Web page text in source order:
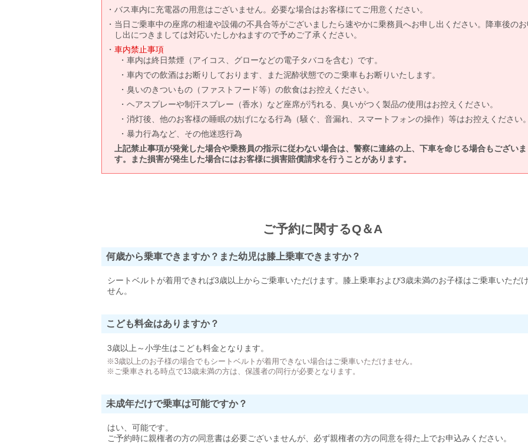
バス車内に充電器の用意はございません。必要な場合はお客様にてご用意ください。
当日ご乗車中の座席の相違や設備の不具合等がございましたら速やかに乗務員へお申し出ください。降車後の
し出につきましては対応いたしかねますので予めご了承ください。
車内禁止事項
車内は終日禁煙（アイコス、グローなどの電子タバコを含む）です。
車内での飲酒はお断りしております、また泥酔状態でのご乗車もお断りいたします。
臭いのきついもの（ファストフード等）の飲食はお控えください。
ヘアスプレーや制汗スプレー（香水）など座席が汚れる、臭いがつく製品の使用はお控えください。
消灯後、他のお客様の睡眠の妨げになる行為（騒ぐ、音漏れ、スマートフォンの操作）等はお控えください
暴力行為など、その他迷惑行為
上記禁止事項が発覚した場合や乗務員の指示に従わない場合は、警察に連絡の上、下車を命じる場合もございま
す。また損害が発生した場合にはお客様に損害賠償請求を行うことがあります。
ご予約に関するQ＆A
何歳から乗車できますか？また幼児は膝上乗車できますか？
シートベルトが着用できれば3歳以上からご乗車いただけます。膝上乗車および3歳未満のお子様はご乗車いただ
せん。
こども料金はありますか？
3歳以上～小学生はこども料金となります。
※3歳以上のお子様の場合でもシートベルトが着用できない場合はご乗車いただけません。
※ご乗車される時点で13歳未満の方は、保護者の同行が必要となります。
未成年だけで乗車は可能ですか？
はい、可能です。
ご予約時に親権者の方の同意書は必要ございませんが、必ず親権者の方の同意を得た上でお申込みください。